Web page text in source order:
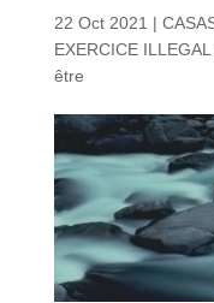
22 Oct 2021 |
EXERCICE
être